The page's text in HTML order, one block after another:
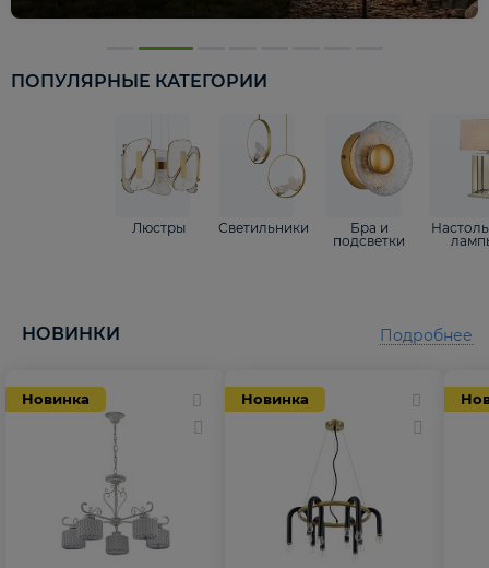
ПОПУЛЯРНЫЕ КАТЕГОРИИ
Люстры Светильники
Бра и
подсветки
НОВИНКИ
Новинка Новинка
Подробнее